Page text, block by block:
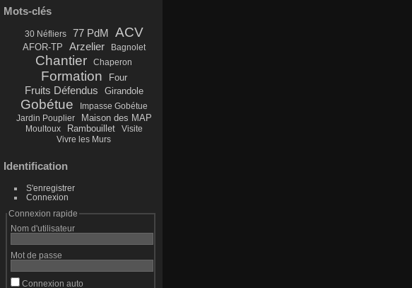
Mots-clés
30 Néfliers 77 PdM ACV
AFOR-TP Arzelier Bagnolet
Chantier Chaperon
Formation Four
Fruits Défendus Girandole
Gobétue
Impasse Gobétue
Jardin Pouplier
Maison des MAP
Moultoux Rambouillet
Visite
Vivre les Murs
Identification
S'enregistrer
Connexion
Connexion rapide
Nom d'utilisateur
Mot de passe
Connexion auto